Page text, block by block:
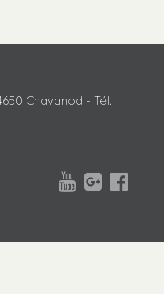
Chavanod - Tél.


